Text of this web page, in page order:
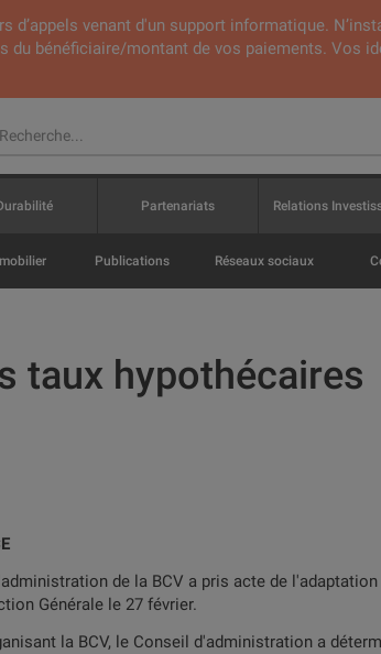
d’appels venant d'un support informatique.
du bénéficiaire/montant de vos paiements. Vos
Publications Réseaux sociaux
Partenariats Relations
taux hypothécaires
de la BCV a pris acte de
Générale le 27 février.
la BCV, le Conseil d'administration a